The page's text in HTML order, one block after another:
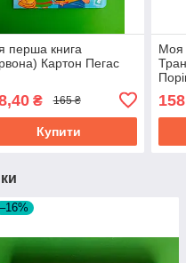
перша книга
Картон Пегас
₴ 165 ₴
Купити
Моя
–16%